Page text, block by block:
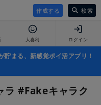
作成する 検索
大喜利 ログイン
まる、新感覚ポイ活アプリ！
ラ #Fakeキャラク